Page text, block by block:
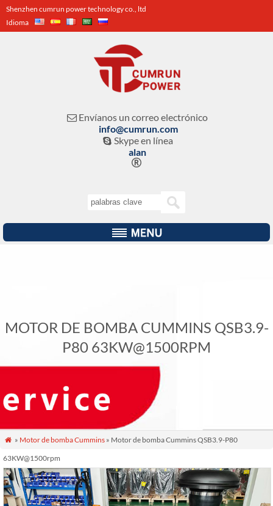
Shenzhen cumrun power technology co., ltd
Idioma
 Envíanos un correo electrónico
info@cumrun.com
 Skype en línea
alan

MOTOR DE BOMBA CUMMINS QSB3.9-
P80 63KW@1500RPM
 » Motor de bomba Cummins» Motor de bomba Cummins QSB3.9-P80
63KW@1500rpm